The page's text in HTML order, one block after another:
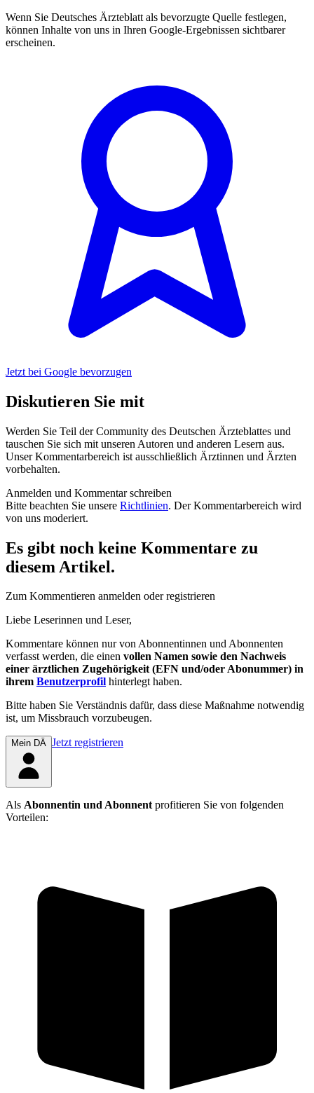
Wenn Sie Deutsches Ärzteblatt als bevorzugte Quelle festlegen,
können Inhalte von uns in Ihren Google-Ergebnissen sichtbarer
erscheinen.
Jetzt bei Google bevorzugen
Diskutieren Sie mit
Werden Sie Teil der Community des Deutschen Ärzteblattes und
tauschen Sie sich mit unseren Autoren und anderen Lesern aus.
Unser Kommentarbereich ist ausschließlich Ärztinnen und Ärzten
vorbehalten.
Anmelden und Kommentar schreiben
Bitte beachten Sie unsere Richtlinien. Der Kommentarbereich wird
von uns moderiert.
Es gibt noch keine Kommentare zu
diesem Artikel.
Zum Kommentieren anmelden oder registrieren
Liebe Leserinnen und Leser,
Kommentare können nur von Abonnentinnen und Abonnenten
verfasst werden, die einen vollen Namen sowie den Nachweis
einer ärztlichen Zugehörigkeit (EFN und/oder Abonummer) in
ihrem Benutzerprofil hinterlegt haben.
Bitte haben Sie Verständnis dafür, dass diese Maßnahme notwendig
ist, um Missbrauch vorzubeugen.
Mein DÄ Jetzt registrieren
Als Abonnentin und Abonnentprofitieren Sie von folgenden
Vorteilen: